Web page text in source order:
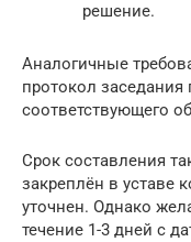
решение.
Аналогичные
протокол
соответствующего
Срок составления
закреплён в уставе
уточнен. Однако
течение 1-3 дней с